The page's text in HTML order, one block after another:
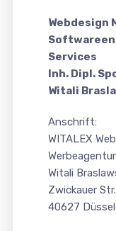
Webdesign
Services
Inh. Dipl.
Witali
Anschrift:
WITALEX
Werbeagentur
Witali
Zwickauer
40627